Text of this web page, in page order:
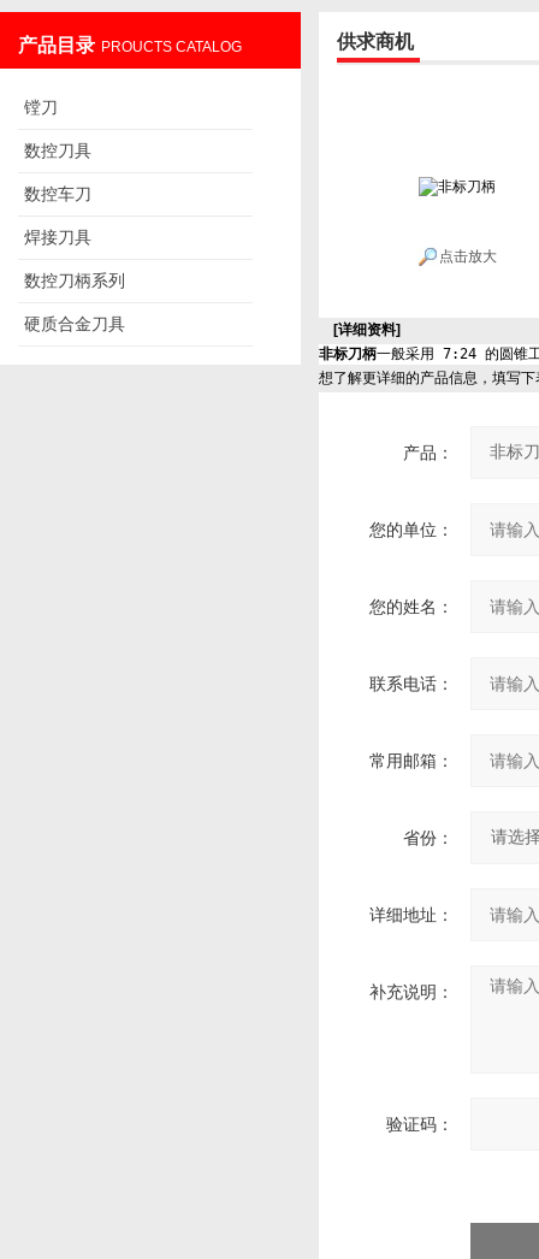
产品目录 PROUCTS CATALOG
镗刀
数控刀具
数控车刀
焊接刀具
数控刀柄系列
硬质合金刀具
供求商机
点击放大
[详细资料]
非标刀柄一般采用 7:24 的圆锥工
想了解更详细的产品信息，填写
产品：
您的单位：
您的姓名：
联系电话：
常用邮箱：
省份：
详细地址：
补充说明：
验证码：